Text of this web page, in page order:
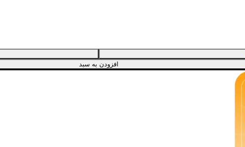
افزودن به سبد